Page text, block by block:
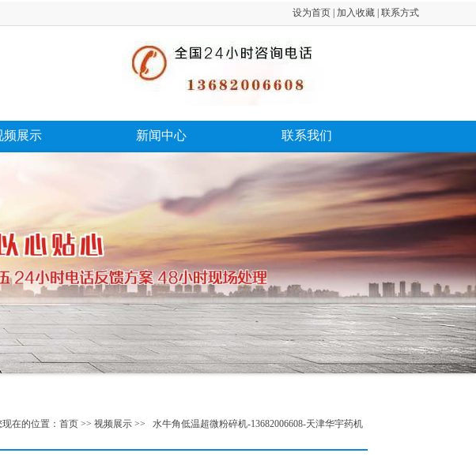
设为首页 | 加入收藏 | 联系方式
频展示 新闻中心 联系我们
现在的位置：首页 >> 视频展示 >> 水牛角低温超微粉碎机-13682006608-天津华宇药机